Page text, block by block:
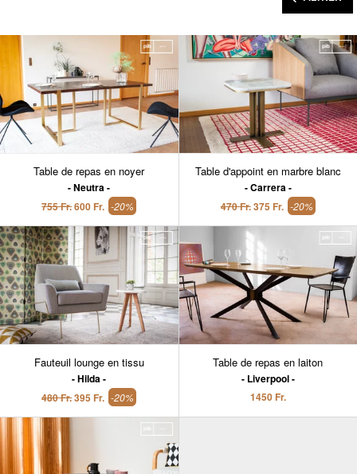
Table de repas en noyer
Neutra
755 Fr.600 Fr. -20%
Table d'appoint en marbre blanc
Carrera
470 Fr.375 Fr. -20%
Fauteuil lounge en tissu
Hilda
480 Fr.395 Fr. -20%
Table de repas en laiton
Liverpool
1450 Fr.